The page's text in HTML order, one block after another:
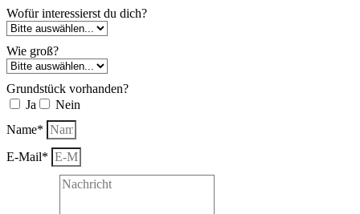
Wofür interessierst du dich?
Wie groß?
Grundstück vorhanden?
Ja
Nein
Name*
E-Mail*